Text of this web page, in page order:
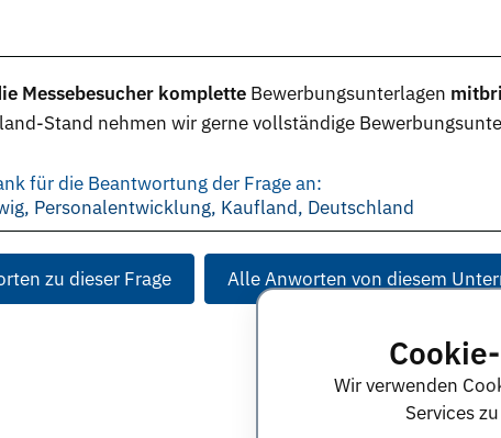
Wir verwenden
Services
Messebesucher komplette Bewerbungsunterlagen
Stand nehmen wir gerne vollständige
für die Beantwortung der Frage an:
Personalentwicklung, Kaufland, Deutschland
zu dieser Frage Alle Anworten von diesem